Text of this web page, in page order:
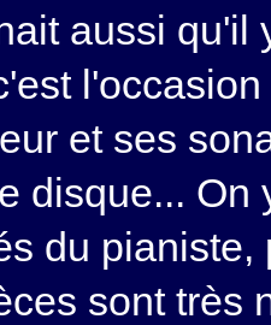
aussi qu'il
et ses
disque... On
du pianiste,
sont très